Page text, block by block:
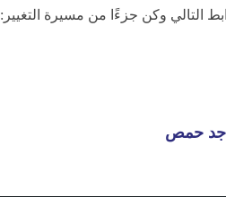
التالي وكن جزءًا من مسيرة التغيير:
حمص